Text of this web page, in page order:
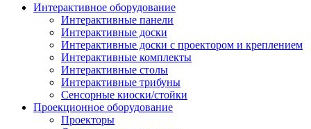
Интерактивное оборудование
Интерактивные панели
Интерактивные доски
Интерактивные доски с проектором и креплением
Интерактивные комплекты
Интерактивные столы
Интерактивные трибуны
Сенсорные киоски/стойки
Проекционное оборудование
Проекторы